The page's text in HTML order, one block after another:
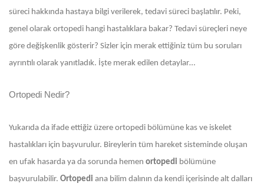
süreci hakkında hastaya bilgi verilerek, tedavi süreci başlatılır. Peki,
genel olarak ortopedi hangi hastalıklara bakar? Tedavi süreçleri neye
göre değişkenlik gösterir? Sizler için merak ettiğiniz tüm bu soruları
ayrıntılı olarak yanıtladık. İşte merak edilen detaylar…
Ortopedi Nedir?
Yukarıda da ifade ettiğiz üzere ortopedi bölümüne kas ve iskelet
hastalıkları için başvurulur. Bireylerin tüm hareket sisteminde oluşan
en ufak hasarda ya da sorunda hemen ortopedi bölümüne
başvurulabilir. Ortopedi ana bilim dalının da kendi içerisinde alt dalları